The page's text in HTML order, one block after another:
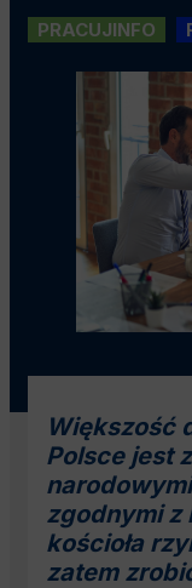
PRACUJINFO
Większość
Polsce jest
zgodnymi z
kościoła
zatem